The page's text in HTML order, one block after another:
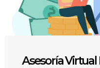
Asesoría Virtual